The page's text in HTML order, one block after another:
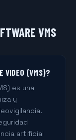
VMS
VIDEO (VMS)?
es una
y
artificial